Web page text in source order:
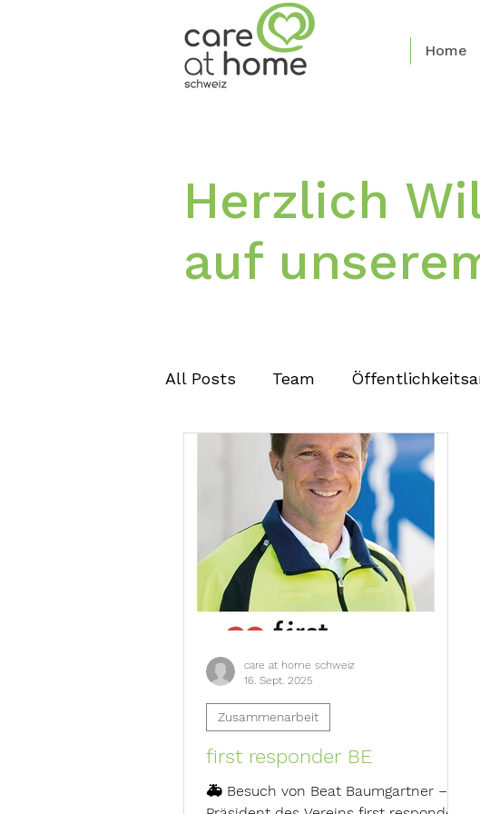
Home
Herzlich
auf
All Posts Team
first responder BE
🚑 Besuch von Beat Baumgartner –
Zusammenarbeit
care at home schweiz
16. Sept. 2025